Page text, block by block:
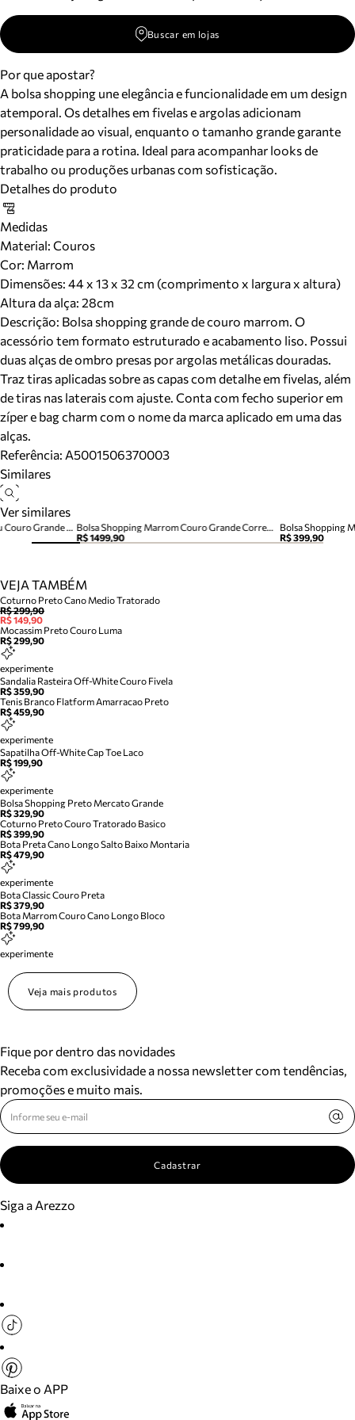
Buscar em lojas
Por que apostar?
A bolsa shopping une elegância e funcionalidade em um design
atemporal. Os detalhes em fivelas e argolas adicionam
personalidade ao visual, enquanto o tamanho grande garante
praticidade para a rotina. Ideal para acompanhar looks de
trabalho ou produções urbanas com sofisticação.
Detalhes do produto
Medidas
Material: Couros
Cor: Marrom
Dimensões: 44 x 13 x 32 cm (comprimento x largura x altura)
Altura da alça: 28cm
Descrição: Bolsa shopping grande de couro marrom. O
acessório tem formato estruturado e acabamento liso. Possui
duas alças de ombro presas por argolas metálicas douradas.
Traz tiras aplicadas sobre as capas com detalhe em fivelas, além
de tiras nas laterais com ajuste. Conta com fecho superior em
zíper e bag charm com o nome da marca aplicado em uma das
alças.
Referência: A5001506370003
Similares
Ver similares
Bolsa Shopping Marrom Couro Grande Corrente
R$ 1499,90
Bolsa Shopping
R$ 399,90
Bolsa Shopping Marrom Cacau Couro Grande Alça Corrente
VEJA TAMBÉM
Coturno Preto Cano Medio Tratorado
R$ 299,90
R$ 149,90
Mocassim Preto Couro Luma
R$ 299,90
experimente
Sandalia Rasteira Off-White Couro Fivela
R$ 359,90
Tenis Branco Flatform Amarracao Preto
R$ 459,90
experimente
Sapatilha Off-White Cap Toe Laco
R$ 199,90
experimente
Bolsa Shopping Preto Mercato Grande
R$ 329,90
Coturno Preto Couro Tratorado Basico
R$ 399,90
Bota Preta Cano Longo Salto Baixo Montaria
R$ 479,90
experimente
Bota Classic Couro Preta
R$ 379,90
Bota Marrom Couro Cano Longo Bloco
R$ 799,90
experimente
Veja mais produtos
Fique por dentro das novidades
Receba com exclusividade a nossa newsletter com tendências,
promoções e muito mais.
Cadastrar
Siga a Arezzo
Baixe o APP